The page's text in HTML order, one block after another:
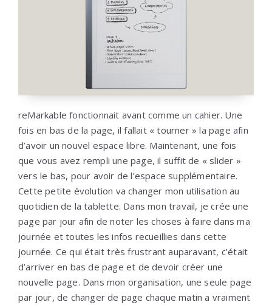
reMarkable fonctionnait avant comme un cahier. Une
fois en bas de la page, il fallait « tourner » la page afin
d’avoir un nouvel espace libre. Maintenant, une fois
que vous avez rempli une page, il suffit de « slider »
vers le bas, pour avoir de l’espace supplémentaire.
Cette petite évolution va changer mon utilisation au
quotidien de la tablette. Dans mon travail, je crée une
page par jour afin de noter les choses à faire dans ma
journée et toutes les infos recueillies dans cette
journée. Ce qui était très frustrant auparavant, c’était
d’arriver en bas de page et de devoir créer une
nouvelle page. Dans mon organisation, une seule page
par jour, de changer de page chaque matin a vraiment